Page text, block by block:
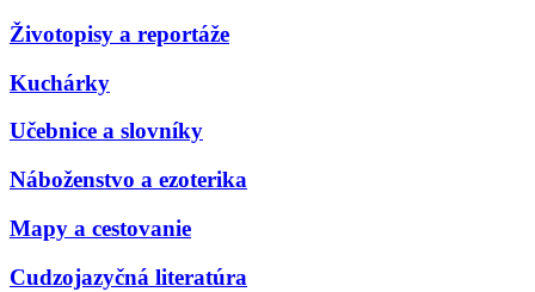
Životopisy a reportáže
Kuchárky
Učebnice a slovníky
Náboženstvo a ezoterika
Mapy a cestovanie
Cudzojazyčná literatúra